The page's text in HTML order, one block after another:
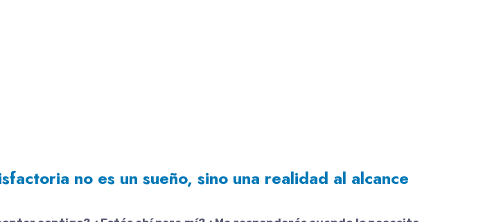
no es un sueño, sino una realidad al alcance